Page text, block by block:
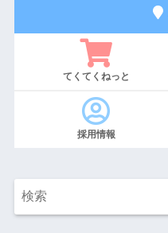
てくてくねっと
採用情報